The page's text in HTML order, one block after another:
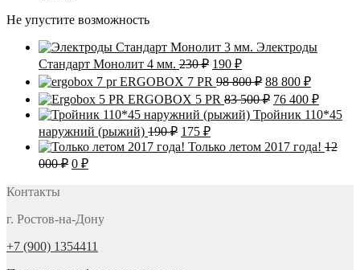
Не упустите возможность
Электроды
Стандарт Монолит 4 мм. 230₽ Первоначальная
цена
составляла
230 ₽.
190 ₽Текущая
цена:
190 ₽.
ERGOBOX 7 PR 98 800₽ Первоначальная
цена
составляла
98
88 800 ₽Текущая
цена:
88
800 ₽.
ERGOBOX 5 PR 83 500₽
цена
составляла
83
500 ₽.
76 400 ₽
цена:
76
400 ₽.
Тройник 110*45
наружний (рыжий) 190₽ Первоначальная
цена
составляла
175 ₽Текущая
цена:
Только летом 2017 года! 12
000₽ Первоначальная
000 ₽.
0 ₽Текущая
Контакты
г. Ростов-на-Дону
+7 (900) 1354411